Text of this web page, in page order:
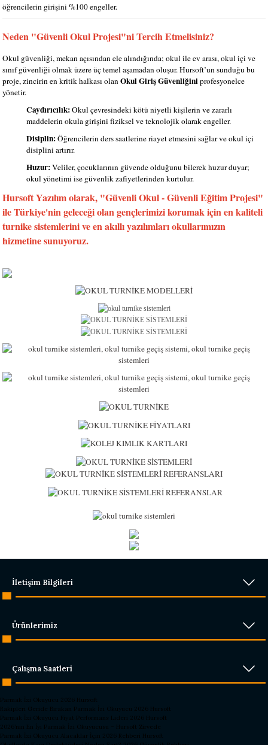
öğrencilerin girişini %100 engeller.
Neden "Güvenli Okul Projesi"ni Tercih Etmelisiniz?
Okul güvenliği, mekan açısından ele alındığında; okul ile ev arası, okul içi ve
sınıf güvenliği olmak üzere üç temel aşamadan oluşur. Hursoft’un sunduğu bu
proje, zincirin en kritik halkası olanOkul Giriş Güvenliğiniprofesyonelce
yönetir.
Caydırıcılık:Okul çevresindeki kötü niyetli kişilerin ve zararlı
maddelerin okula girişini fiziksel ve teknolojik olarak engeller.
Disiplin:Öğrencilerin ders saatlerine riayet etmesini sağlar ve okul içi
disiplini artırır.
Huzur:Veliler, çocuklarının güvende olduğunu bilerek huzur duyar;
okul yönetimi ise güvenlik zafiyetlerinden kurtulur.
Hursoft Yazılım olarak, "Güvenli Okul - Güvenli Eğitim Projesi"
ile Türkiye'nin geleceği olan gençlerimizi korumak için en kaliteli
turnike sistemlerini ve en akıllı yazılımları okullarımızın
hizmetine sunuyoruz.
İletişim Bilgileri
Ürünlerimiz
Çalışma Saatleri
Parmak İzi Okuyucu 2026 Hursoft
Rakipleri Geride Bırakan Parmak İzi Okuyucu 2026 Hursoft
Parmak İzi Okuyucu Fiyat Performans Lideri 2026 Hursoft
2026’nın En İyi Parmak İzi Okuyucusu – Hursoft Zirvede
Parmak İzi Okuyucu Alacaklar İçin 2026 Rehberi Hursoft